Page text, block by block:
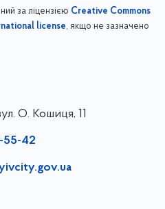
за ліцензією Creative Commons
license, якщо не зазначено
О. Кошиця, 11
55-42